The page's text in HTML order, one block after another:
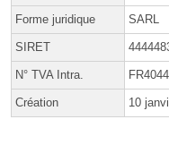
Forme juridique SARL
SIRET
N° TVA Intra.
Création 10